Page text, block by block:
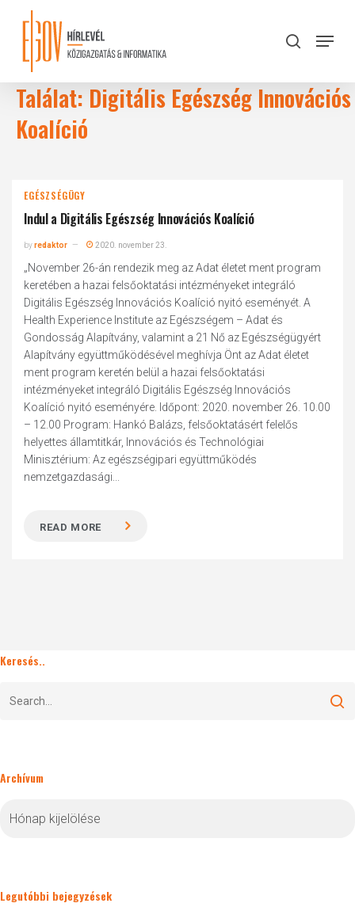
content
search
Menu
Találat: Digitális Egészség Innovációs
Koalíció
EGÉSZSÉGÜGY
Indul a Digitális Egészség Innovációs Koalíció
byredaktor 2020. november 23.
„November 26-án rendezik meg az Adat életet ment program
keretében a hazai felsőoktatási intézményeket integráló
Digitális Egészség Innovációs Koalíció nyitó eseményét. A
Health Experience Institute az Egészségem – Adat és
Gondosság Alapítvány, valamint a 21 Nő az Egészségügyért
Alapítvány együttműködésével meghívja Önt az Adat életet
ment program keretén belül a hazai felsőoktatási
intézményeket integráló Digitális Egészség Innovációs
Koalíció nyitó eseményére. Időpont: 2020. november 26. 10.00
– 12.00 Program: Hankó Balázs, felsőoktatásért felelős
helyettes államtitkár, Innovációs és Technológiai
Minisztérium: Az egészségipari együttműködés
nemzetgazdasági...
READ MORE
Keresés..
Archívum
Legutóbbi bejegyzések
Close